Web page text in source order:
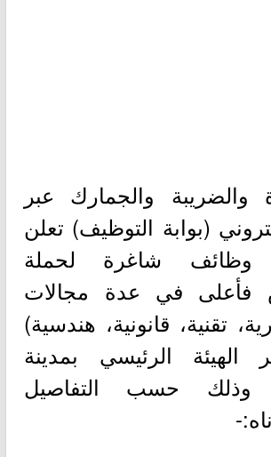
والضريبة والجمارك عبر
(بوابة التوظيف) تعلن
شاغرة لحملة
فأعلى في عدة مجالات
تقنية، قانونية، هندسية)
الهيئة الرئيسي بمدينة
وذلك حسب التفاصيل